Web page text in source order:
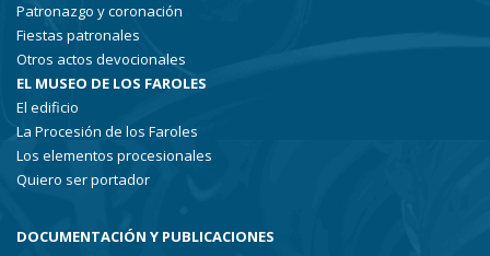
Patronazgo y coronación
Fiestas patronales
Otros actos devocionales
EL MUSEO DE LOS FAROLES
El edificio
La Procesión de los Faroles
Los elementos procesionales
Quiero ser portador
DOCUMENTACIÓN Y PUBLICACIONES